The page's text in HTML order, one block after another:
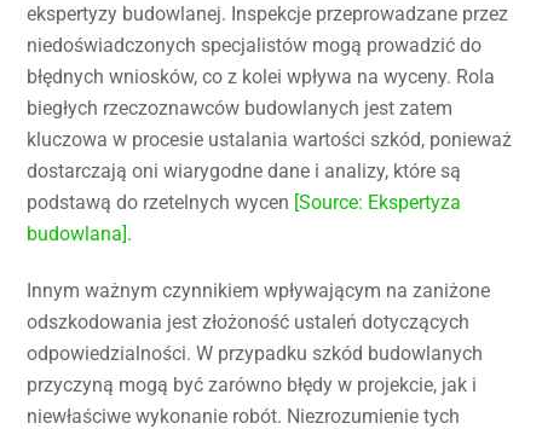
ekspertyzy budowlanej. Inspekcje przeprowadzane przez
niedoświadczonych specjalistów mogą prowadzić do
błędnych wniosków, co z kolei wpływa na wyceny. Rola
biegłych rzeczoznawców budowlanych jest zatem
kluczowa w procesie ustalania wartości szkód, ponieważ
dostarczają oni wiarygodne dane i analizy, które są
podstawą do rzetelnych wycen [Source: Ekspertyza
budowlana].
Innym ważnym czynnikiem wpływającym na zaniżone
odszkodowania jest złożoność ustaleń dotyczących
odpowiedzialności. W przypadku szkód budowlanych
przyczyną mogą być zarówno błędy w projekcie, jak i
niewłaściwe wykonanie robót. Niezrozumienie tych